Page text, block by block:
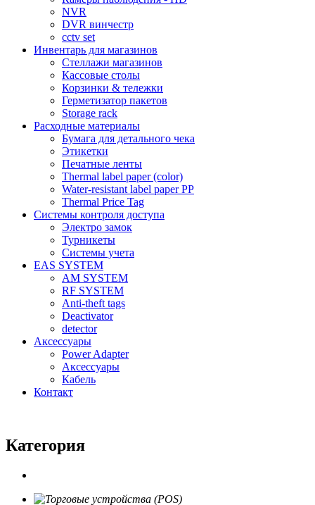
NVR
DVR винчестр
cctv set
Инвентарь для магазинов
Стеллажи магазинов
Кассовые столы
Корзинки & тележки
Герметизатор пакетов
Storage rack
Расходные материалы
Бумага для детального чека
Этикетки
Печатные ленты
Thermal label paper (color)
Water-resistant label paper PP
Thermal Price Tag
Системы контроля доступа
Электро замок
Турникеты
Cистемы учета
EAS SYSTEM
AM SYSTEM
RF SYSTEM
Anti-theft tags
Deactivator
detector
Аксессуары
Power Adapter
Аксессуары
Кабель
Контакт
Категория